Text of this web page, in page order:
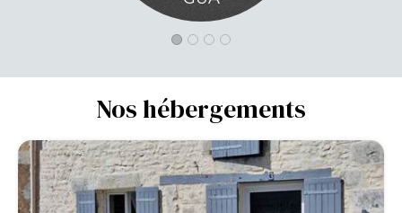
Nos hébergements